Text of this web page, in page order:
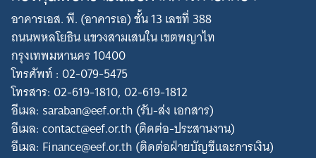
อาคารเอส. พี. (อาคารเอ) ชั้น 13 เลขที่ 388
ถนนพหลโยธิน แขวงสามเสนใน เขตพญาไท
กรุงเทพมหานคร 10400
โทรศัพท์ : 02-079-5475
โทรสาร: 02-619-1810, 02-619-1812
อีเมล: saraban@eef.or.th (รับ-ส่ง เอกสาร)
อีเมล: contact@eef.or.th (ติดต่อ-ประสานงาน)
อีเมล: Finance@eef.or.th (ติดต่อฝ่ายบัญชีและการเงิน)